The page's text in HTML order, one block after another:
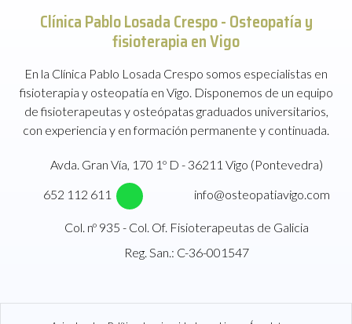
Clínica Pablo Losada Crespo -Osteopatía y
fisioterapia en Vigo
En la Clínica Pablo Losada Crespo somos especialistas en
fisioterapia y osteopatía en Vigo. Disponemos de un equipo
de fisioterapeutas y osteópatas graduados universitarios,
con experiencia y en formación permanente y continuada.
Avda. Gran Vía, 170 1º D - 36211 Vigo (Pontevedra)
652 112 611
info@osteopatiavigo.com
Col. nº 935 - Col. Of. Fisioterapeutas de Galicia
Reg. San.: C-36-001547